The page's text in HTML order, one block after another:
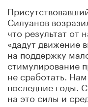
Силуанов
что результат от
«дадут движение
на поддержку
стимулирование
не сработать.
последние годы.
на это силы и